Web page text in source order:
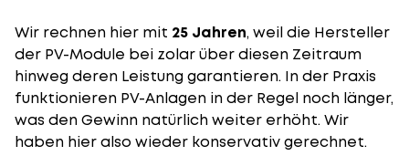
Wir rechnen hier mit 25 Jahren, weil die Hersteller
der PV-Module bei zolar über diesen Zeitraum
hinweg deren Leistung garantieren. In der Praxis
funktionieren PV-Anlagen in der Regel noch länger,
was den Gewinn natürlich weiter erhöht. Wir
haben hier also wieder konservativ gerechnet.